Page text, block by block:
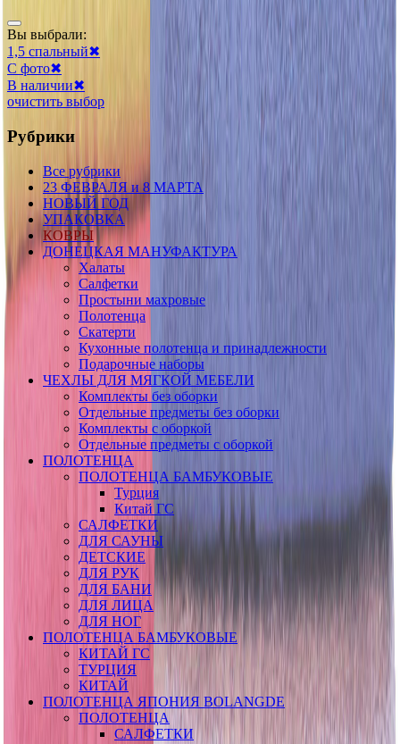
Вы выбрали:
1,5 спальный✖
С фото✖
В наличии✖
очистить выбор
Рубрики
Все рубрики
23 ФЕВРАЛЯ и 8 МАРТА
НОВЫЙ ГОД
УПАКОВКА
КОВРЫ
ДОНЕЦКАЯ МАНУФАКТУРА
Халаты
Салфетки
Простыни махровые
Полотенца
Скатерти
Кухонные полотенца и принадлежности
Подарочные наборы
ЧЕХЛЫ ДЛЯ МЯГКОЙ МЕБЕЛИ
Комплекты без оборки
Отдельные предметы без оборки
Комплекты с оборкой
Отдельные предметы с оборкой
ПОЛОТЕНЦА
ПОЛОТЕНЦА БАМБУКОВЫЕ
Турция
Китай ГС
САЛФЕТКИ
ДЛЯ САУНЫ
ДЕТСКИЕ
ДЛЯ РУК
ДЛЯ БАНИ
ДЛЯ ЛИЦА
ДЛЯ НОГ
ПОЛОТЕНЦА БАМБУКОВЫЕ
КИТАЙ ГС
ТУРЦИЯ
КИТАЙ
ПОЛОТЕНЦА ЯПОНИЯ BOLANGDE
ПОЛОТЕНЦА
САЛФЕТКИ